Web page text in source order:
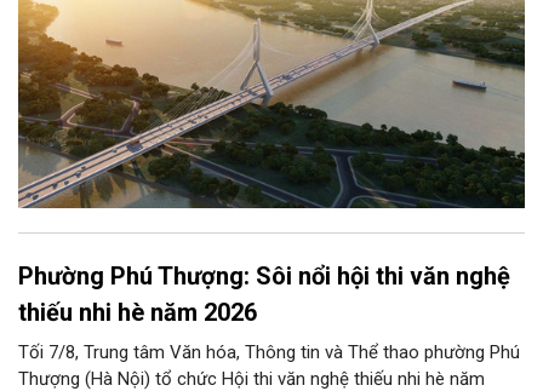
Phường Phú Thượng: Sôi nổi hội thi văn nghệ
thiếu nhi hè năm 2026
Tối 7/8, Trung tâm Văn hóa, Thông tin và Thể thao phường Phú
Thượng (Hà Nội) tổ chức Hội thi văn nghệ thiếu nhi hè năm